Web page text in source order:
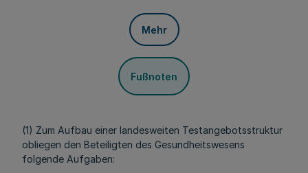
Mehr
Fußnoten
(1) Zum Aufbau einer landesweiten Testangebotsstruktur
obliegen den Beteiligten des Gesundheitswesens
folgende Aufgaben: